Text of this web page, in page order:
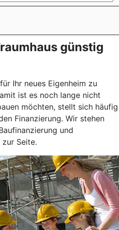
günstig
Ihr neues Eigenheim zu
ist es noch lange nicht
möchten, stellt sich häufig
Finanzierung. Wir stehen
und
Seite.